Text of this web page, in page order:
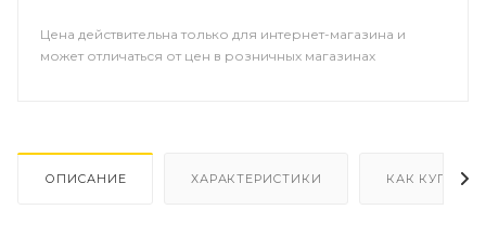
Цена действительна только для интернет-магазина и
может отличаться от цен в розничных магазинах
ОПИСАНИЕ ХАРАКТЕРИСТИКИ КАК КУПИТЬ